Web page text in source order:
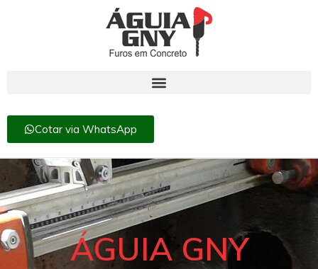
Cotar via WhatsApp
ÁGUIA GNY